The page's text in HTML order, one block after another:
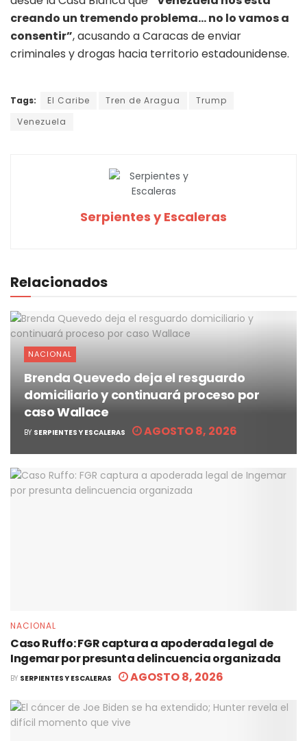
creando un tremendo problema… no lo vamos a
consentir”, acusando a Caracas de enviar
criminales y drogas hacia territorio estadounidense.
Tags: El Caribe Tren de Aragua
Trump
Venezuela
Serpientes y Escaleras
Relacionados
NACIONAL
Brenda Quevedo deja el resguardo
domiciliario y continuará proceso por
caso Wallace
BY SERPIENTES Y ESCALERAS AGOSTO 8, 2026
NACIONAL
Caso Ruffo: FGR captura a apoderada legal de
Ingemar por presunta delincuencia organizada
BY SERPIENTES Y ESCALERAS AGOSTO 8, 2026